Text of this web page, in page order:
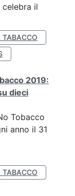
celebra il
TABACCO
2019:
dieci
Tobacco
anno il 31
TABACCO